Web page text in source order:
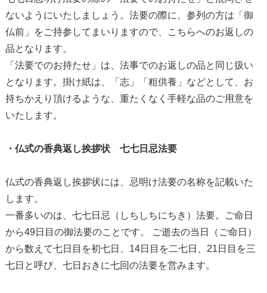
ないようにいたしましょう。法要の際に、参列の方は「御
仏前」をご持参してまいりますので、こちらへのお返しの
品となります。
「法要でのお持たせ」は、法事でのお返しの品と同じ扱い
となります。掛け紙は、「志」「粗供養」などとして、お
持ちかえり頂けるような、重たくなく手軽な品のご用意を
いたします。
・仏式の香典返し挨拶状 七七日忌法要
仏式の香典返し挨拶状には、忌明け法要の名称を記載いた
します。
一番多いのは、七七日忌（しちしちにちき）法要。ご命日
から49日目の御法要のことです。 ご逝去の当日（ご命日）
から数えて七日目を初七日、14日目を二七日、21日目を三
七日と呼び、七日おきに七回の法要を営みます。